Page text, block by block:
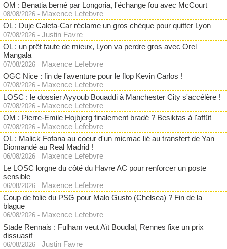
OM : Benatia berné par Longoria, l'échange fou avec McCourt
08/08/2026 - Maxence Lefebvre
OL : Duje Caleta-Car réclame un gros chèque pour quitter Lyon
07/08/2026 - Justin Favre
OL : un prêt faute de mieux, Lyon va perdre gros avec Orel
Mangala
07/08/2026 - Maxence Lefebvre
OGC Nice : fin de l'aventure pour le flop Kevin Carlos !
07/08/2026 - Maxence Lefebvre
LOSC : le dossier Ayyoub Bouaddi à Manchester City s'accélère !
07/08/2026 - Maxence Lefebvre
OM : Pierre-Emile Hojbjerg finalement bradé ? Besiktas à l'affût
07/08/2026 - Maxence Lefebvre
OL : Malick Fofana au coeur d'un micmac lié au transfert de Yan
Diomandé au Real Madrid !
06/08/2026 - Maxence Lefebvre
Le LOSC lorgne du côté du Havre AC pour renforcer un poste
sensible
06/08/2026 - Maxence Lefebvre
Coup de folie du PSG pour Malo Gusto (Chelsea) ? Fin de la
blague
06/08/2026 - Maxence Lefebvre
Stade Rennais : Fulham veut Aït Boudlal, Rennes fixe un prix
dissuasif
06/08/2026 - Justin Favre